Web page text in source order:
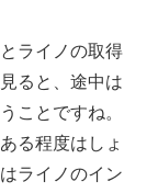
ライノの取得
ると、途中は
ことですね。
る程度はしょ
ライノのイン